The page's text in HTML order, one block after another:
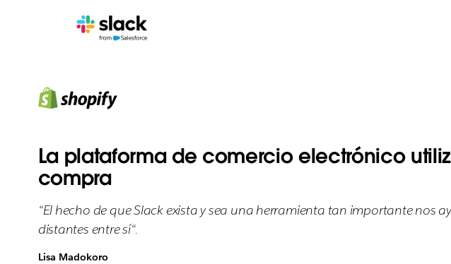
La plataforma de comercio electrónico
compra
“El hecho de que Slack exista y sea una herramienta tan importante
distantes entre sí“.
Lisa Madokoro